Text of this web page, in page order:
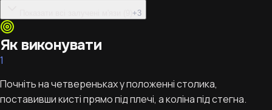
+3
Як виконувати
1
Почніть на четвереньках у положенні столика,
поставивши кисті прямо під плечі, а коліна під стегна.